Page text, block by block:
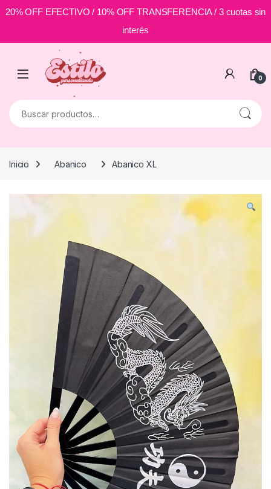
20% OFF EFECTIVO / 10% OFF TRANSFERENCIA / 3 cuotas sin
interés
Skip to navigation
0
Buscar por:
Inicio Abanico Abanico XL